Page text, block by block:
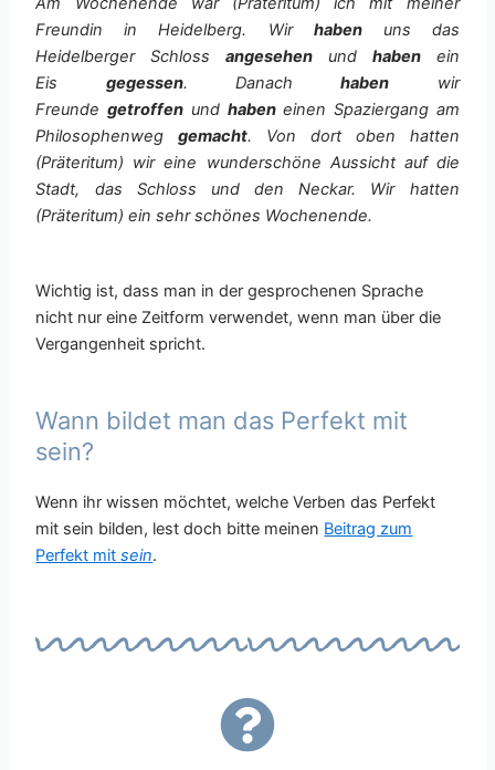
Freundin in Heidelberg. Wir habenuns das
Heidelberger Schlossangesehen und habenein
Eis gegessen. Danachhaben wir
Freundegetroffen und habeneinen Spaziergang am
Philosophenweggemacht. Von dort oben hatten
(Präteritum) wir eine wunderschöne Aussicht auf die
Stadt, das Schloss und den Neckar. Wir hatten
(Präteritum) ein sehr schönes Wochenende.
Wichtig ist, dass man in der gesprochenen Sprache
nicht nur eine Zeitform verwendet, wenn man über die
Vergangenheit spricht.
Wann bildet man das Perfekt mit
sein?
Wenn ihr wissen möchtet, welche Verben das Perfekt
mit sein bilden, lest doch bitte meinen Beitrag zum
Perfekt mitsein.